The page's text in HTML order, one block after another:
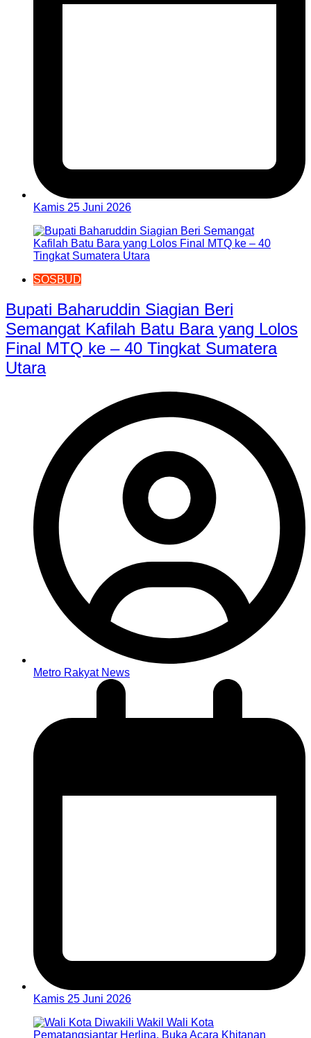
Kamis 25 Juni 2026
SOSBUD
Bupati Baharuddin Siagian Beri
Semangat Kafilah Batu Bara yang Lolos
Final MTQ ke – 40 Tingkat Sumatera
Utara
Metro Rakyat News
Kamis 25 Juni 2026